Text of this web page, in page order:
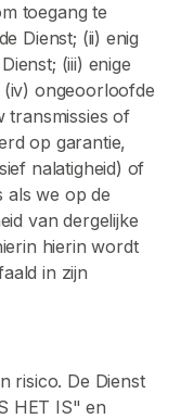
toegang te
Dienst; (ii) enig
(iii) enige
ongeoorloofde
transmissies of
op garantie,
nalatigheid) of
als we op de
van dergelijke
hierin wordt
in zijn
risico. De Dienst
HET IS" en